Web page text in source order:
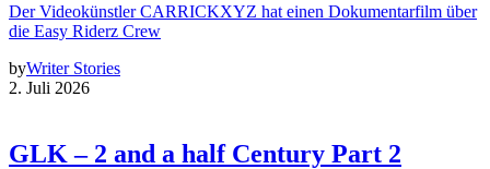
Der Videokünstler CARRICKXYZ hat einen Dokumentarfilm über
die Easy Riderz Crew
byWriter Stories
2. Juli 2026
GLK – 2 and a half Century Part 2